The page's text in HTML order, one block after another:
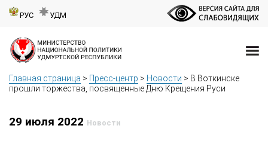
РУС УДМ
Главная страница > Пресс-центр > Новости > В Воткинске
прошли торжества, посвященные Дню Крещения Руси
29 июля 2022 Новости